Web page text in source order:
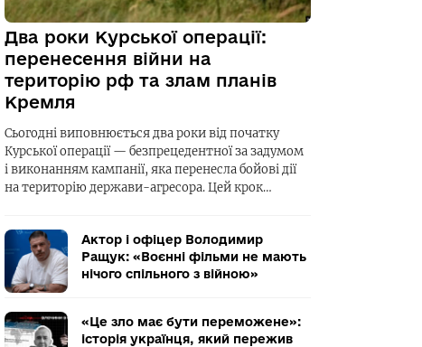
Два роки Курської операції:
перенесення війни на
територію рф та злам планів
Кремля
Сьогодні виповнюється два роки від початку
Курської операції — безпрецедентної за задумом
і виконанням кампанії, яка перенесла бойові дії
на територію держави-агресора. Цей крок…
Актор і офіцер Володимир
Ращук: «Воєнні фільми не мають
нічого спільного з війною»
«Це зло має бути переможене»:
історія українця, який пережив